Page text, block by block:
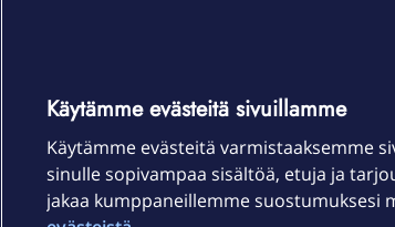
TV & audio
Kodinkoneet
Kamerat ja dronet
Kellot ja rannekkeet
Elisa
Elisa
Elisa
Elisa
Käytämme evästeitä sivuillamme
Käytämme evästeitä varmistaaksemme
sinulle sopivampaa sisältöä, etuja ja
jakaa kumppaneillemme suostumuksesi